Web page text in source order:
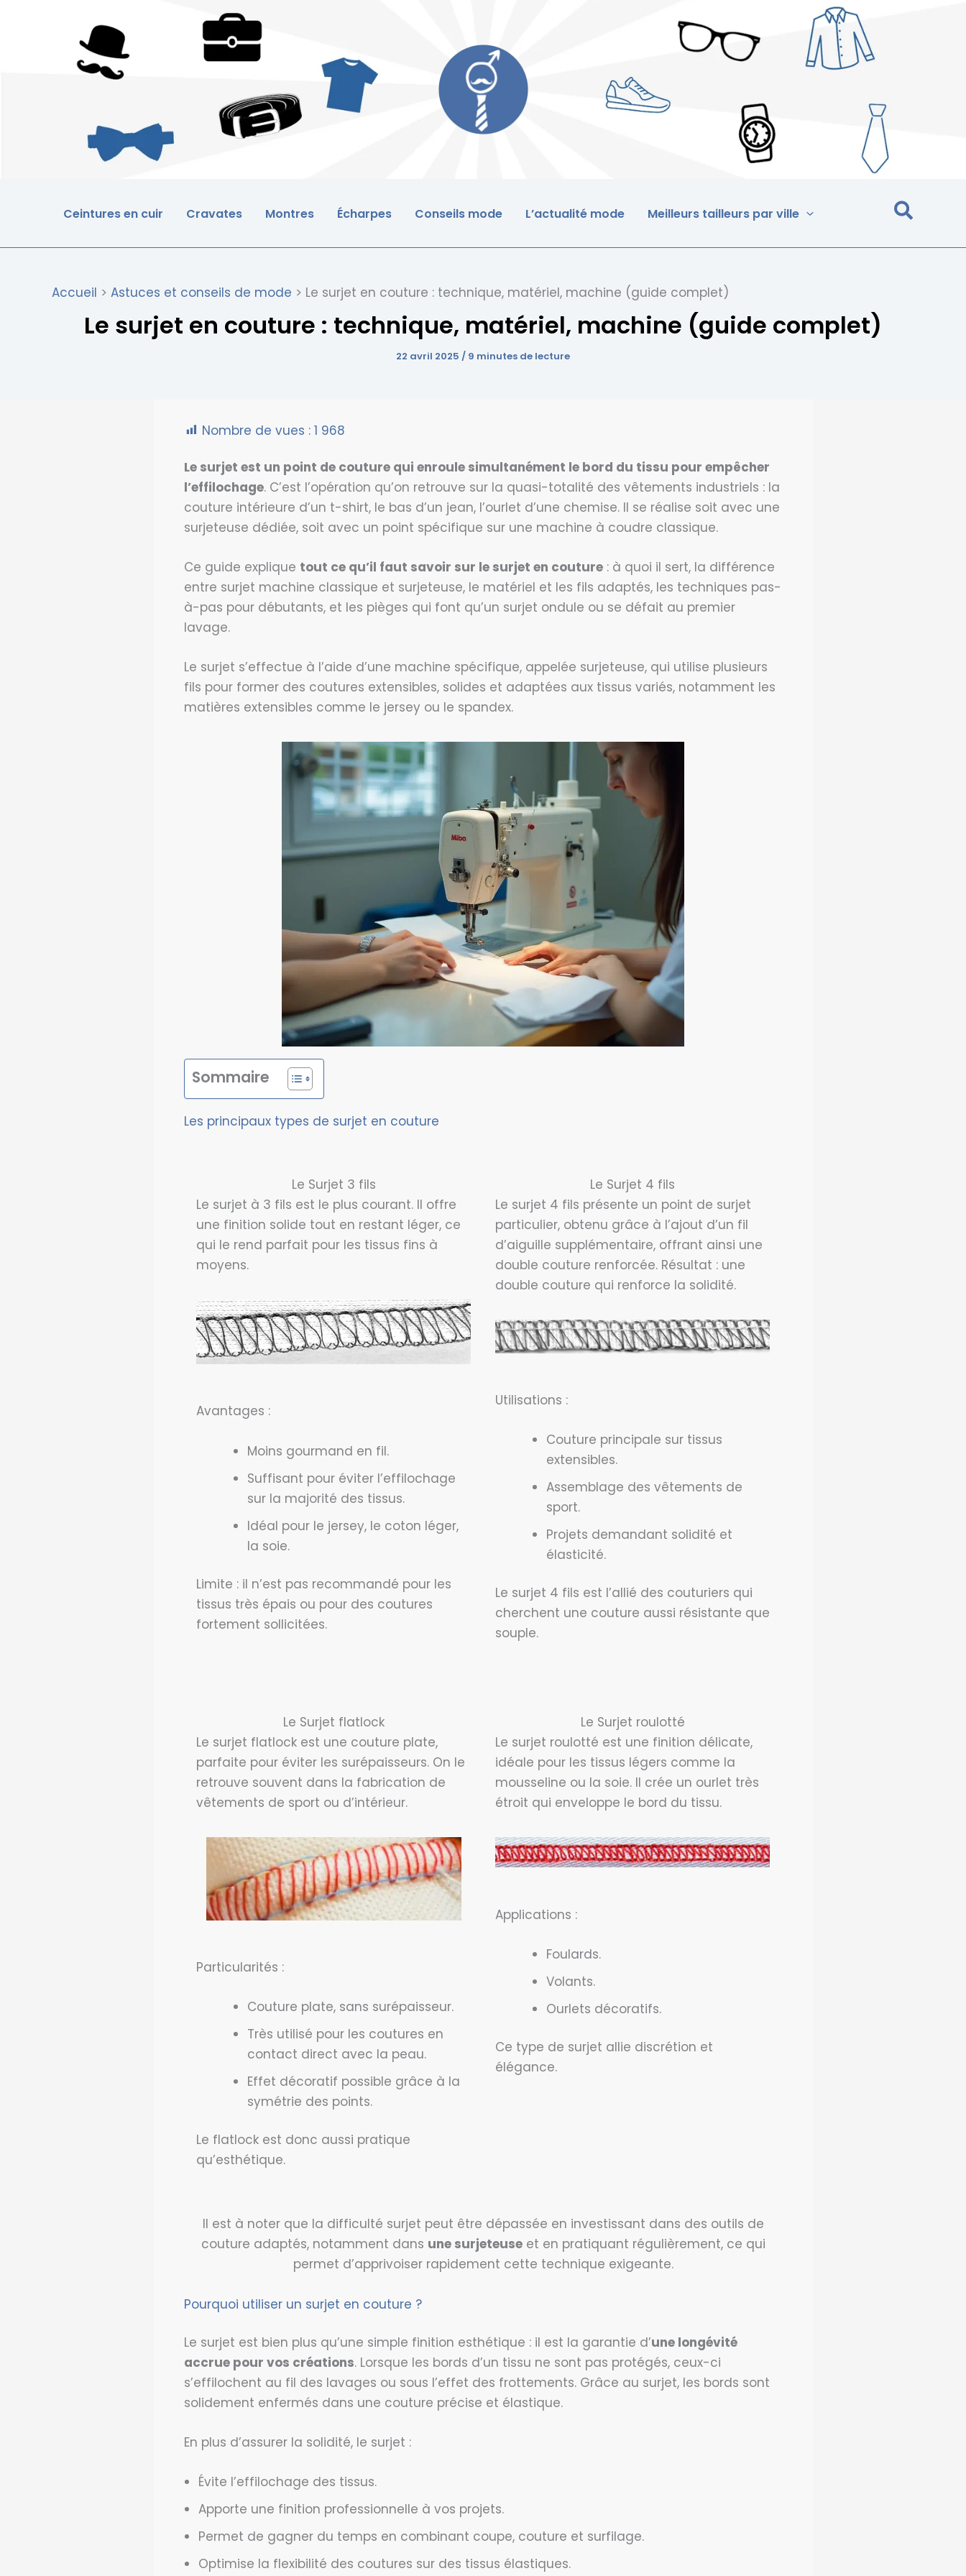
Ceintures en cuir Cravates Montres Écharpes Conseils mode L’actualité mode Meilleurs tailleurs par ville
Accueil Astuces et conseils de mode Le surjet en couture : technique, matériel, machine (guide complet)
Le surjet en couture : technique, matériel, machine (guide complet)
22 avril 2025 / 9 minutes de lecture
Nombre de vues : 1 968
Le surjet est un point de couture qui enroule simultanément le bord du tissu pour empêcher
l’effilochage. C’est l’opération qu’on retrouve sur la quasi-totalité des vêtements industriels : la
couture intérieure d’un t-shirt, le bas d’un jean, l’ourlet d’une chemise. Il se réalise soit avec une
surjeteuse dédiée, soit avec un point spécifique sur une machine à coudre classique.
Ce guide explique tout ce qu’il faut savoir sur le surjet en couture : à quoi il sert, la différence
entre surjet machine classique et surjeteuse, le matériel et les fils adaptés, les techniques pas-
à-pas pour débutants, et les pièges qui font qu’un surjet ondule ou se défait au premier
lavage.
Le surjet s’effectue à l’aide d’une machine spécifique, appelée surjeteuse, qui utilise plusieurs
fils pour former des coutures extensibles, solides et adaptées aux tissus variés, notamment les
matières extensibles comme le jersey ou le spandex.
Sommaire
Les principaux types de surjet en couture
Le Surjet 3 fils
Le surjet à 3 fils est le plus courant. Il offre
une finition solide tout en restant léger, ce
qui le rend parfait pour les tissus fins à
moyens.
Avantages :
Moins gourmand en fil.
Suffisant pour éviter l’effilochage
sur la majorité des tissus.
Idéal pour le jersey, le coton léger,
la soie.
Limite : il n’est pas recommandé pour les
tissus très épais ou pour des coutures
fortement sollicitées.
Le Surjet 4 fils
Le surjet 4 fils présente un point de surjet
particulier, obtenu grâce à l’ajout d’un fil
d’aiguille supplémentaire, offrant ainsi une
double couture renforcée. Résultat : une
double couture qui renforce la solidité.
Utilisations :
Couture principale sur tissus
extensibles.
Assemblage des vêtements de
sport.
Projets demandant solidité et
élasticité.
Le surjet 4 fils est l’allié des couturiers qui
cherchent une couture aussi résistante que
souple.
Le Surjet flatlock
Le surjet flatlock est une couture plate,
parfaite pour éviter les surépaisseurs. On le
retrouve souvent dans la fabrication de
vêtements de sport ou d’intérieur.
Particularités :
Couture plate, sans surépaisseur.
Très utilisé pour les coutures en
contact direct avec la peau.
Effet décoratif possible grâce à la
symétrie des points.
Le flatlock est donc aussi pratique
qu’esthétique.
Le Surjet roulotté
Le surjet roulotté est une finition délicate,
idéale pour les tissus légers comme la
mousseline ou la soie. Il crée un ourlet très
étroit qui enveloppe le bord du tissu.
Applications :
Foulards.
Volants.
Ourlets décoratifs.
Ce type de surjet allie discrétion et
élégance.
Il est à noter que la difficulté surjet peut être dépassée en investissant dans des outils de
couture adaptés, notamment dans une surjeteuseet en pratiquant régulièrement, ce qui
permet d’apprivoiser rapidement cette technique exigeante.
Pourquoi utiliser un surjet en couture ?
Le surjet est bien plus qu’une simple finition esthétique : il est la garantie d’une longévité
accrue pour vos créations. Lorsque les bords d’un tissu ne sont pas protégés, ceux-ci
s’effilochent au fil des lavages ou sous l’effet des frottements. Grâce au surjet, les bords sont
solidement enfermés dans une couture précise et élastique.
En plus d’assurer la solidité, le surjet :
Évite l’effilochage des tissus.
Apporte une finition professionnelle à vos projets.
Permet de gagner du temps en combinant coupe, couture et surfilage.
Optimise la flexibilité des coutures sur des tissus élastiques.